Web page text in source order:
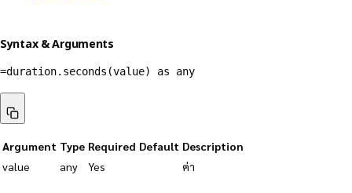
Syntax & Arguments
=duration.seconds(value) as any
Argument Type Required Default Description
value
any Yes ค่า